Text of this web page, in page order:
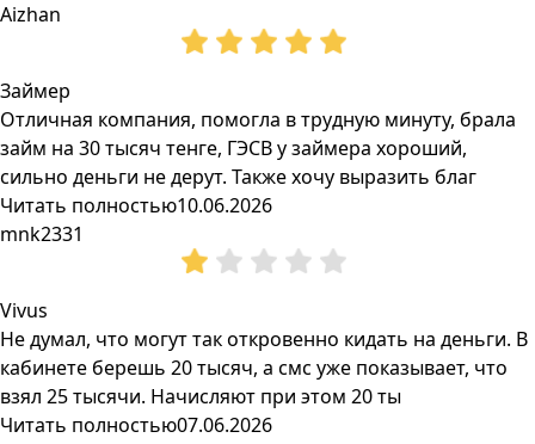
Aizhan
Займер
Отличная компания, помогла в трудную минуту, брала
займ на 30 тысяч тенге, ГЭСВ у займера хороший,
сильно деньги не дерут. Также хочу выразить благ
Читать полностью10.06.2026
mnk2331
Vivus
Не думал, что могут так откровенно кидать на деньги. В
кабинете берешь 20 тысяч, а смс уже показывает, что
взял 25 тысячи. Начисляют при этом 20 ты
Читать полностью07.06.2026